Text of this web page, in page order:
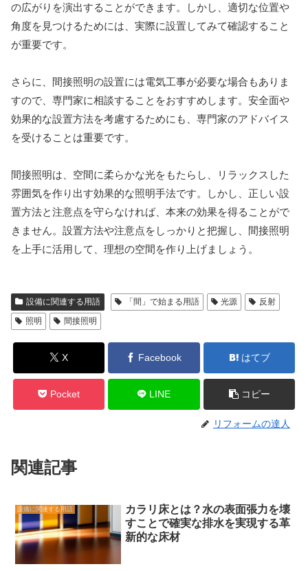
の広がりを演出することができます。しかし、適切な位置や
角度を見つけるためには、実際に設置してみて確認すること
が重要です。
さらに、間接照明の設置には電気工事が必要な場合もありま
すので、専門家に相談することをおすすめします。安全面や
効果的な設置方法を考慮するためにも、専門家のアドバイス
を受けることは重要です。
間接照明は、空間に柔らかな光をもたらし、リラックスした
雰囲気を作り出す効果的な照明手法です。しかし、正しい設
置方法と注意点を守らなければ、本来の効果を得ることがで
きません。設置方法や注意点をしっかりと把握し、間接照明
を上手に活用して、理想の空間を作り上げましょう。
設備に関連する用語 「間」で始まる用語 光源
反射
照明
間接照明
X Facebook はてブ
Pocket LINE コピー
リフォームの達人
関連記事
設備に関連する用語
カラリ床とは？水の表面張力を壊
すことで確実な排水を実現する革
新的な床材